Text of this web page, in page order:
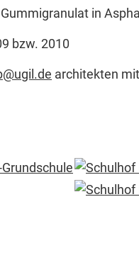
in
bzw. 2010
architekten